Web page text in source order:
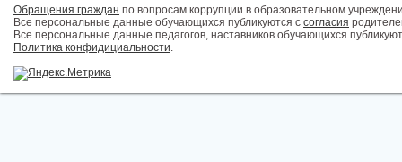
Обращения граждан по вопросам коррупции в образовательном
Все персональные данные обучающихся публикуются с согласия
Все персональные данные педагогов, наставников обучающихся
Политика конфидициальности.